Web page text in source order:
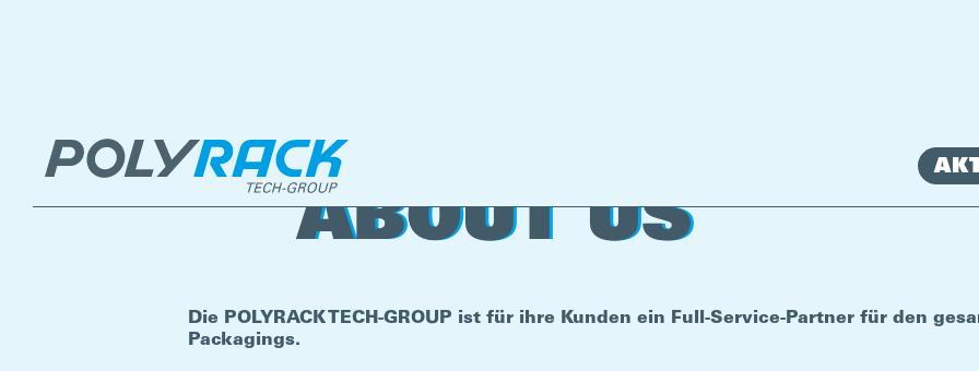
ABOUT US
Die POLYRACK TECH-GROUP ist für ihre Kunden ein Full-Service-Partner für den
Packagings.